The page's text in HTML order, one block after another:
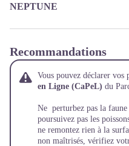
NEPTUNE
Recommandations
Vous pouvez déclarer vos
en Ligne (CaPeL) du
Ne perturbez pas la
poursuivez pas les
ne remontez rien à la
non maîtrisés, vérifiez